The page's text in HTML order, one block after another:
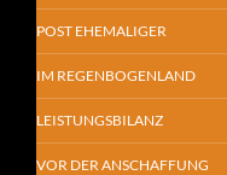
POST EHEMALIGER
IM REGENBOGENLAND
LEISTUNGSBILANZ
VOR DER ANSCHAFFUNG